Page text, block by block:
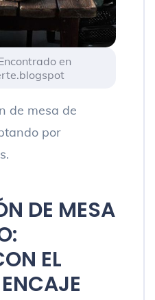
en
de mesa de
por
DE MESA
EL